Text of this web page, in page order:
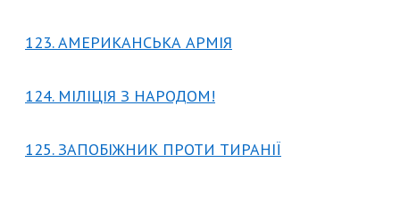
123. АМЕРИКАНСЬКА АРМІЯ
124. МІЛІЦІЯ З НАРОДОМ!
125. ЗАПОБІЖНИК ПРОТИ ТИРАНІЇ